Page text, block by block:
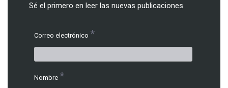
Sé el primero en leer las nuevas publicaciones
Correo electrónico *
Nombre *